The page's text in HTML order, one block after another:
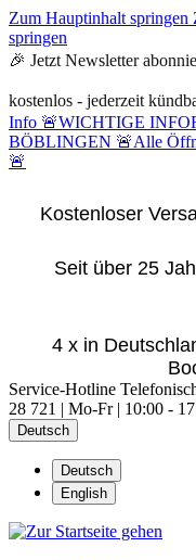
Zum Hauptinhalt springen
springen
🎉 Jetzt Newsletter
kostenlos - jederzeit
Info 🚨WICHTIGE
BÖBLINGEN 🚨Alle
🚨
Kostenloser
Seit über 25
4 x in
Service-Hotline
28 721 | Mo-Fr | 10:00 -
Deutsch
Deutsch
English